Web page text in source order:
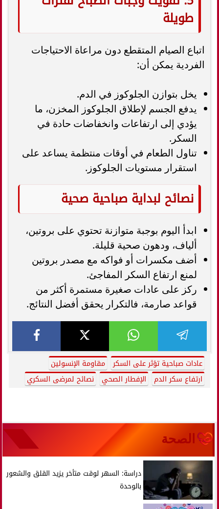
طويلة
اتباع الصيام المتقطع دون مراعاة الاحتياجات
الفردية يمكن أن:
يخل بتوازن الجلوكوز في الدم.
يدفع الجسم لإطلاق الجلوكوز المخزن، ما
يؤدي إلى ارتفاعات وانخفاضات حادة في
السكر.
تناول الطعام في أوقات منتظمة يساعد على
استقرار مستويات الجلوكوز.
نصائح لبداية صباحية صحية
ابدأ اليوم بوجبة متوازنة تحتوي على بروتين،
ألياف، ودهون صحية قليلة.
أضف مكسرات أو فواكه مع مصدر بروتين
لمنع ارتفاع السكر المفاجئ.
ركز على عادات صغيرة مستمرة أكثر من
قواعد صارمة، فالتكرار يحقق أفضل النتائج.
عادات صباحية تؤثر على السكر
مقاومة الإنسولين
ارتفاع سكر الدم
الإفطار الصحي نصائح لمرضى السكري
الصحة
دراسة: السهر لوقت متأخر يزيد القلق والشعور
بالوحدة